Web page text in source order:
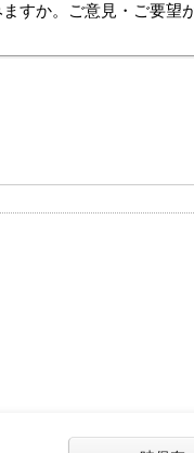
すか。ご意見・ご要望